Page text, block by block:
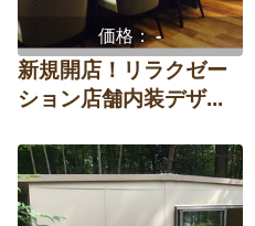
価格：-
新規開店！リラクゼー
ション店舗内装デザ...